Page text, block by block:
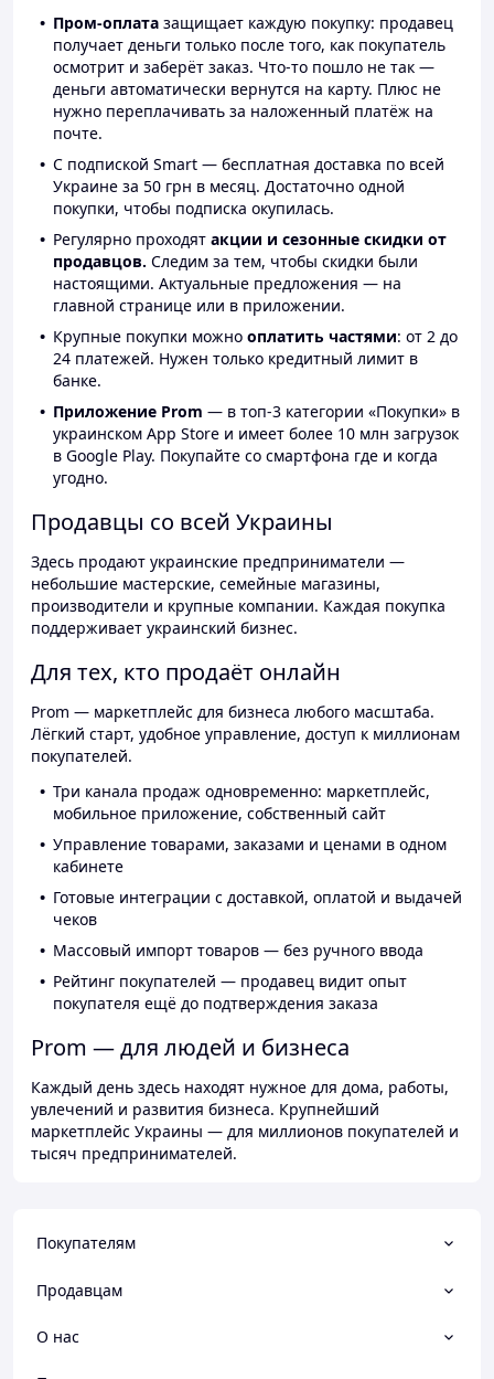
Пром-оплата защищает каждую покупку: продавец
получает деньги только после того, как покупатель
осмотрит и заберёт заказ. Что-то пошло не так —
деньги автоматически вернутся на карту. Плюс не
нужно переплачивать за наложенный платёж на
почте.
С подпиской Smart — бесплатная доставка по всей
Украине за 50 грн в месяц. Достаточно одной
покупки, чтобы подписка окупилась.
Регулярно проходят акции и сезонные скидки от
продавцов. Следим за тем, чтобы скидки были
настоящими. Актуальные предложения — на
главной странице или в приложении.
Крупные покупки можно оплатить частями: от 2 до
24 платежей. Нужен только кредитный лимит в
банке.
Приложение Prom — в топ-3 категории «Покупки» в
украинском App Store и имеет более 10 млн загрузок
в Google Play. Покупайте со смартфона где и когда
угодно.
Продавцы со всей Украины
Здесь продают украинские предприниматели —
небольшие мастерские, семейные магазины,
производители и крупные компании. Каждая покупка
поддерживает украинский бизнес.
Для тех, кто продаёт онлайн
Prom — маркетплейс для бизнеса любого масштаба.
Лёгкий старт, удобное управление, доступ к миллионам
покупателей.
Три канала продаж одновременно: маркетплейс,
мобильное приложение, собственный сайт
Управление товарами, заказами и ценами в одном
кабинете
Готовые интеграции с доставкой, оплатой и выдачей
чеков
Массовый импорт товаров — без ручного ввода
Рейтинг покупателей — продавец видит опыт
покупателя ещё до подтверждения заказа
Prom — для людей и бизнеса
Каждый день здесь находят нужное для дома, работы,
увлечений и развития бизнеса. Крупнейший
маркетплейс Украины — для миллионов покупателей и
тысяч предпринимателей.
Покупателям
Продавцам
О нас